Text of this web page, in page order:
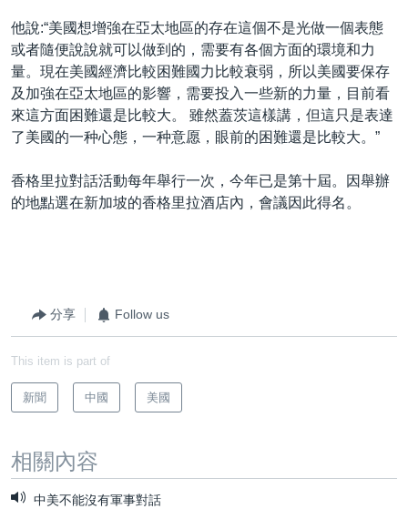
他說:“美國想增強在亞太地區的存在這個不是光做一個表態
或者隨便說說就可以做到的，需要有各個方面的環境和力
量。現在美國經濟比較困難國力比較衰弱，所以美國要保存
及加強在亞太地區的影響，需要投入一些新的力量，目前看
來這方面困難還是比較大。 雖然蓋茨這樣講，但這只是表達
了美國的一种心態，一种意愿，眼前的困難還是比較大。”
香格里拉對話活動每年舉行一次，今年已是第十屆。因舉辦
的地點選在新加坡的香格里拉酒店內，會議因此得名。
分享 Follow us
This item is part of
新聞 中國 美國
相關內容
中美不能沒有軍事對話